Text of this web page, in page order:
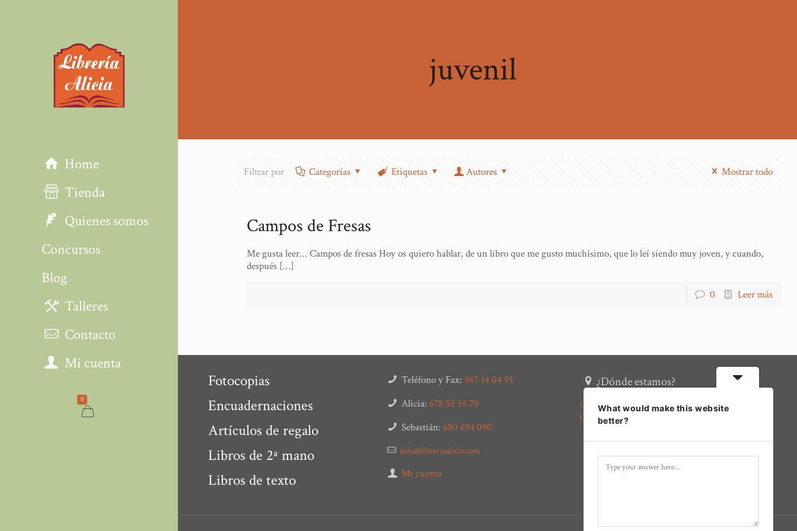
Home
Tienda
Quienes somos
Concursos
Blog
Talleres
Contacto
Mi cuenta
0
juvenil
Filtrar por Categorías Etiquetas Autores Mostrar todo
Campos de Fresas
Me gusta leer… Campos de fresas Hoy os quiero hablar, de un libro que me gusto muchísimo, que lo leí siendo muy joven, y cuando,
después […]
0 Leer más
Fotocopias
Encuadernaciones
Artículos de regalo
Libros de 2ª mano
Libros de texto
Teléfono y Fax:967 14 04 93
Alicia:678 55 55 70
Sebastián:680 694 090
info@libreriaalicia.com
Mi cuenta
¿Dónde estamos?
Calle Arcipreste Gutiérrez, 7
02600 Villarrobledo, Albacete
Síguenos en redes sociales
What would make this website
better?